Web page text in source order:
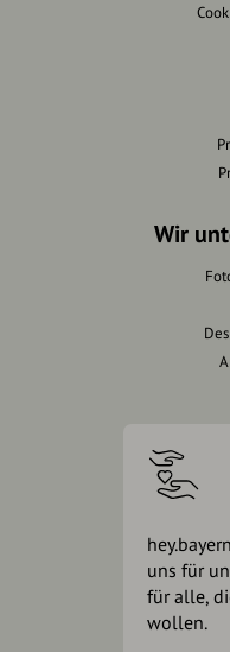
Wir
uns für
für alle,
wollen.